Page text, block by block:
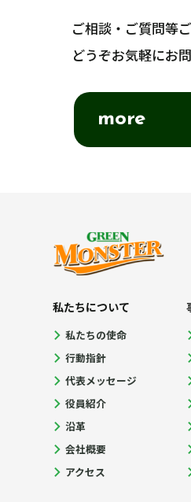
ご相談・ご質問等
どうぞお気軽にお
more
私たちについて
私たちの使命
行動指針
代表メッセージ
役員紹介
沿革
会社概要
アクセス